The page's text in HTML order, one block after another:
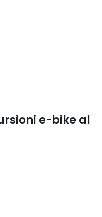
e-bike al